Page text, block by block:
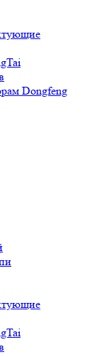
Dongfeng